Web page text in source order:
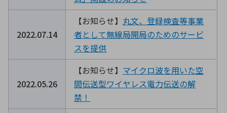
2022.07.14
【お知らせ】 丸文、登録検査等事業
者として無線局開局のためのサービ
スを提供
2022.05.26
【お知らせ】 マイクロ波を用いた空
間伝送型ワイヤレス電力伝送の解
禁！